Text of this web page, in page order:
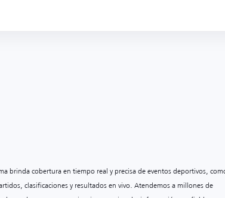
brinda cobertura en tiempo real y precisa de eventos deportivos,
clasificaciones y resultados en vivo. Atendemos a millones de